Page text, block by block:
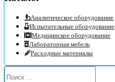
Аналитическое оборудование
Испытательные оборудование
Медицинское оборудование
Лабораторная мебель
Расходные материалы